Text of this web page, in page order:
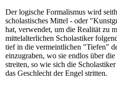
Der logische Formalismus wird
scholastisches Mittel - oder
hat, verwendet, um die Realität zu
mittelalterlichen Scholastiker
tief in die vermeintlichen "Tiefen"
einzugraben, wo sie endlos über
streiten, so wie sich die
das Geschlecht der Engel stritten.